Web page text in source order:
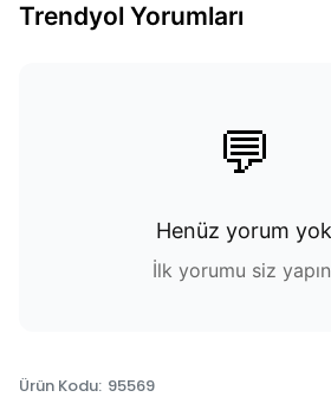
Trendyol Yorumları
💬
Henüz yorum yok
İlk yorumu siz
Ürün Kodu: 95569